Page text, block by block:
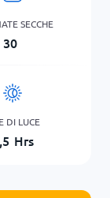
SECCHE
30
DI LUCE
Hrs